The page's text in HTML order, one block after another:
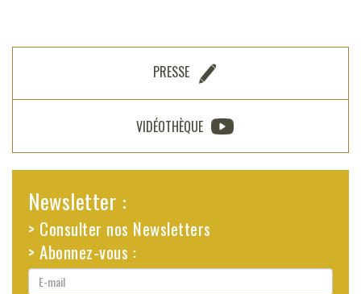
PRESSE
VIDÉOTHÈQUE
Newsletter :
> Consulter nos Newsletters
> Abonnez-vous :
E-